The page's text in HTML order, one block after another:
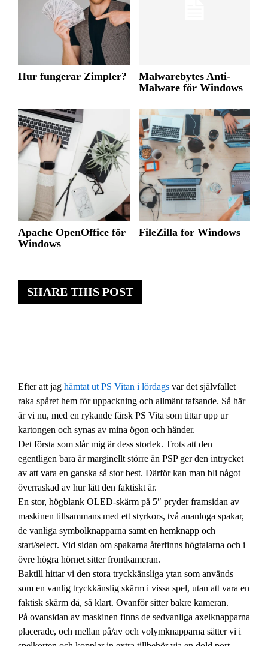
SHARE THIS POST
Efter att jag hämtat ut PS Vitan i lördags var det självfallet
raka spåret hem för uppackning och allmänt tafsande. Så här
är vi nu, med en rykande färsk PS Vita som tittar upp ur
kartongen och synas av mina ögon och händer.
Det första som slår mig är dess storlek. Trots att den
egentligen bara är marginellt större än PSP ger den intrycket
av att vara en ganska så stor best. Därför kan man bli något
överraskad av hur lätt den faktiskt är.
En stor, högblank OLED-skärm på 5″ pryder framsidan av
maskinen tillsammans med ett styrkors, två ananloga spakar,
de vanliga symbolknapparna samt en hemknapp och
start/select. Vid sidan om spakarna återfinns högtalarna och i
övre högra hörnet sitter frontkameran.
Baktill hittar vi den stora tryckkänsliga ytan som används
som en vanlig tryckkänslig skärm i vissa spel, utan att vara en
faktisk skärm då, så klart. Ovanför sitter bakre kameran.
På ovansidan av maskinen finns de sedvanliga axelknapparna
placerade, och mellan på/av och volymknapparna sätter vi i
Hur fungerar Zimpler?
Malwarebytes Anti-
Malware för Windows
Apache OpenOffice för
Windows
FileZilla for Windows